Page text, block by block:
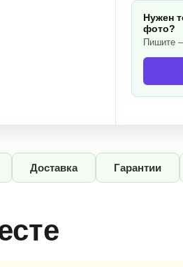
Нужен
фото?
Пишите
Доставка Гарантии